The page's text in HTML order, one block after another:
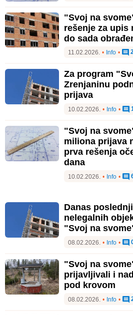
"Svoj na
rešenje za upis
do sada
11.02.2026. • Info •
Za program
Zrenjaninu
prijava
10.02.2026. • Info •
"Svoj na
miliona prijava
prva rešenja
dana
10.02.2026. • Info •
Danas
nelegalnih
"Svoj na
08.02.2026. • Info •
"Svoj na
prijavljivali i
pod krovom
08.02.2026. • Info •